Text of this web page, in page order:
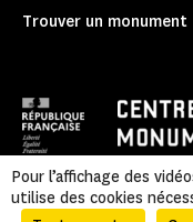
Trouver un monument
Mentions légales
Pour l’affichage des
utilise des cookies